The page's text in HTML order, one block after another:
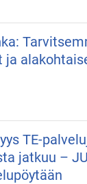
ja
TE-
jatkuu –